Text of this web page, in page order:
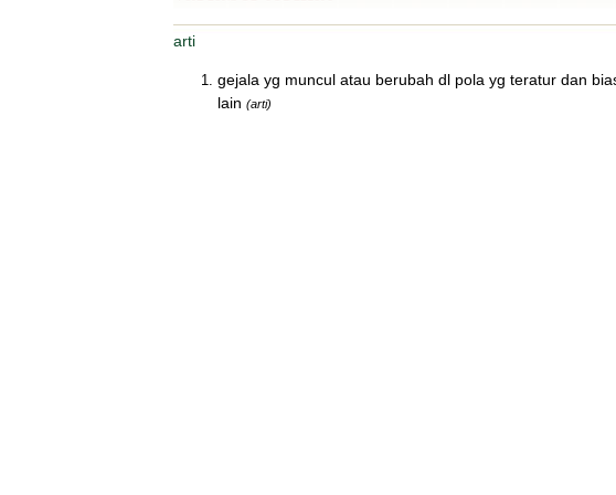
arti
gejala yg muncul atau berubah dl pola yg teratur dan
lain (arti)